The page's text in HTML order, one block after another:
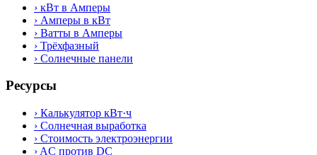
› кВт в Амперы
› Амперы в кВт
› Ватты в Амперы
› Трёхфазный
› Солнечные панели
Ресурсы
› Калькулятор кВт·ч
› Солнечная выработка
› Стоимость электроэнергии
› AC против DC